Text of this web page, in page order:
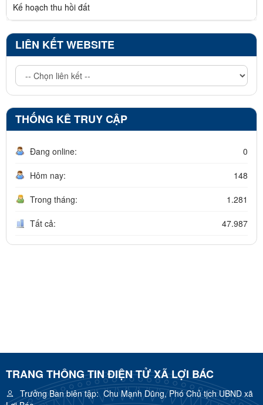
Kế hoạch thu hồi đất
LIÊN KẾT WEBSITE
THỐNG KÊ TRUY CẬP
Đang online: 0
Hôm nay: 148
Trong tháng: 1.281
Tất cả: 47.987
TRANG THÔNG TIN ĐIỆN TỬ XÃ LỢI BÁC
Trưởng Ban biên tập:Chu Mạnh Dũng, Phó Chủ tịch UBND xã